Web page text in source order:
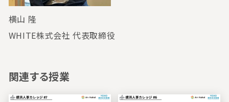
横山 隆
WHITE株式会社 代表取締役
関連する授業